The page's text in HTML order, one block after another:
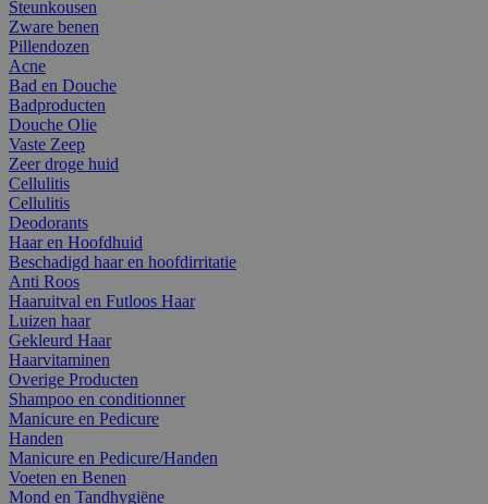
Steunkousen
Zware benen
Pillendozen
Acne
Bad en Douche
Badproducten
Douche Olie
Vaste Zeep
Zeer droge huid
Cellulitis
Cellulitis
Deodorants
Haar en Hoofdhuid
Beschadigd haar en hoofdirritatie
Anti Roos
Haaruitval en Futloos Haar
Luizen haar
Gekleurd Haar
Haarvitaminen
Overige Producten
Shampoo en conditionner
Manicure en Pedicure
Handen
Manicure en Pedicure/Handen
Voeten en Benen
Mond en Tandhygiëne